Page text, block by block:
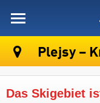
Plejsy –
Das Skigebiet